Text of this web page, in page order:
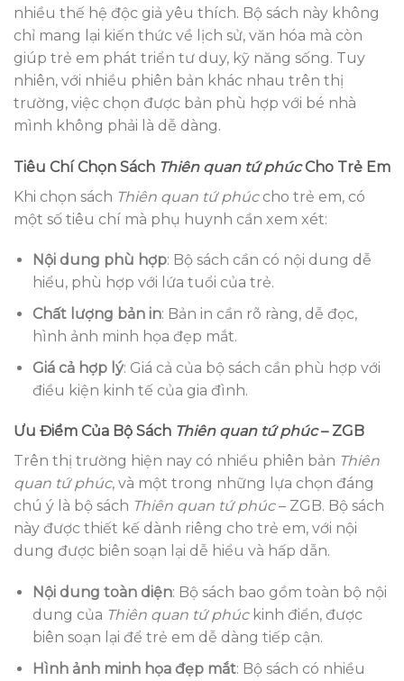
nhiều thế hệ độc giả yêu thích. Bộ sách này không
chỉ mang lại kiến thức về lịch sử, văn hóa mà còn
giúp trẻ em phát triển tư duy, kỹ năng sống. Tuy
nhiên, với nhiều phiên bản khác nhau trên thị
trường, việc chọn được bản phù hợp với bé nhà
mình không phải là dễ dàng.
Tiêu Chí Chọn Sách Thiên quan tứ phúcCho Trẻ Em
Khi chọn sách Thiên quan tứ phúccho trẻ em, có
một số tiêu chí mà phụ huynh cần xem xét:
Nội dung phù hợp: Bộ sách cần có nội dung dễ
hiểu, phù hợp với lứa tuổi của trẻ.
Chất lượng bản in: Bản in cần rõ ràng, dễ đọc,
hình ảnh minh họa đẹp mắt.
Giá cả hợp lý: Giá cả của bộ sách cần phù hợp với
điều kiện kinh tế của gia đình.
Ưu Điểm Của Bộ Sách Thiên quan tứ phúc– ZGB
Trên thị trường hiện nay có nhiều phiên bản Thiên
quan tứ phúc, và một trong những lựa chọn đáng
chú ý là bộ sách Thiên quan tứ phúc– ZGB. Bộ sách
này được thiết kế dành riêng cho trẻ em, với nội
dung được biên soạn lại dễ hiểu và hấp dẫn.
Nội dung toàn diện: Bộ sách bao gồm toàn bộ nội
dung của Thiên quan tứ phúckinh điển, được
biên soạn lại để trẻ em dễ dàng tiếp cận.
Hình ảnh minh họa đẹp mắt: Bộ sách có nhiều